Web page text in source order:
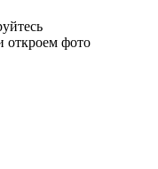
откроем фото